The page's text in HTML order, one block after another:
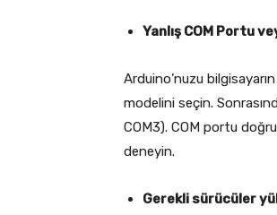
Yanlış COM Portu
Arduino’nuzu
modelini seçin.
COM3). COM portu
deneyin.
Gerekli sürücüler